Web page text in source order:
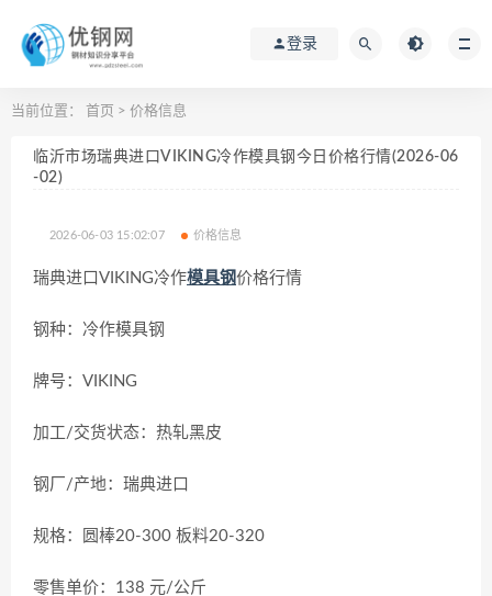
登录
当前位置： 首页 > 价格信息
临沂市场瑞典进口VIKING冷作模具钢今日价格行情(2026-06
-02)
2026-06-03 15:02:07 价格信息
瑞典进口VIKING冷作模具钢价格行情
钢种：冷作模具钢
牌号：VIKING
加工/交货状态：热轧黑皮
钢厂/产地：瑞典进口
规格：圆棒20-300 板料20-320
零售单价：138 元/公斤